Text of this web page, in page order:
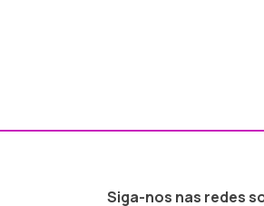
Siga-nos nas redes